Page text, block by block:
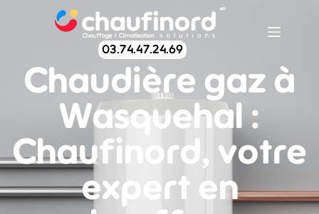
03.74.47.24.69
Chaudière gaz à
Wasquehal :
Chaufinord, votre
expert en